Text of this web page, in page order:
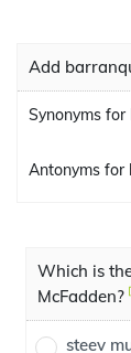
Add
Synonyms for
Antonyms for
Which is
McFadden?
steev